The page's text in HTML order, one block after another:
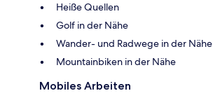
Heiße Quellen
Golf in der Nähe
Wander- und Radwege in der Nähe
Mountainbiken in der Nähe
Mobiles Arbeiten